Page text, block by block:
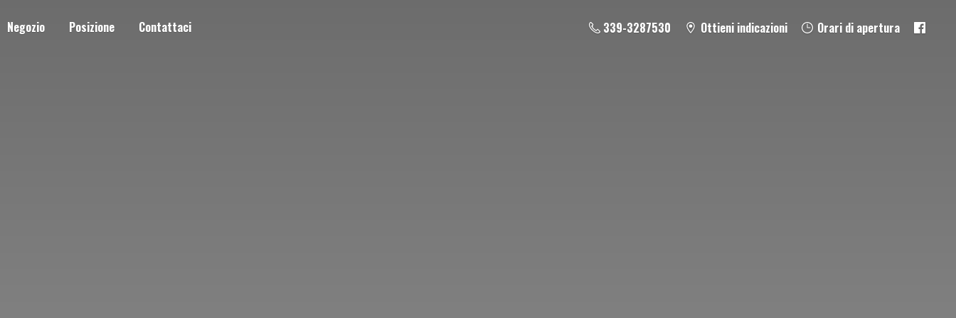
Negozio Posizione Contattaci 339-3287530 Ottieni indicazioni Orari di apertura